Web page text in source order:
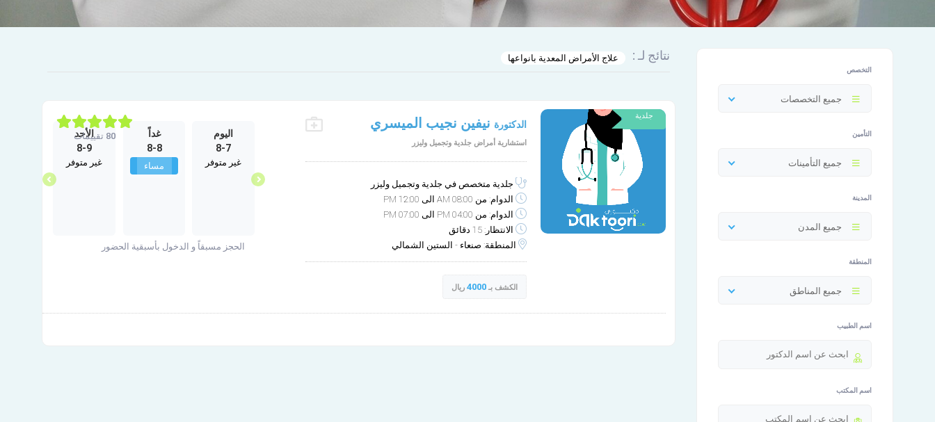
التخصص
جميع التخصصات
التأمين
جميع التأمينات
المدينة
جميع المدن
المنطقة
جميع المناطق
اسم الطبيب
اسم المكتب
نتائج لـ : علاج الأمراض المعدية بانواعها
جلدية
الدكتورة نيفين نجيب الميسري
استشارية أمراض جلدية وتجميل وليزر
جلدية متخصص في جلدية وتجميل وليزر
الدوام: من 08:00 AM الى 12:00 PM
الدوام: من 04:00 PM الى 07:00 PM
الانتظار: 15 دقائق
المنطقة: صنعاء - الستين الشمالي
الكشف بـ 4000ريال
الثلاثاء
9-29
الأربعاء
الخميس
غير متوفر
اليوم
8-7
غير متوفر
غداً
8-8
مساء
الأحد
8-9
غير متوفر
الحجز مسبقاً و الدخول بأسبقية الحضور
80 تقييمات